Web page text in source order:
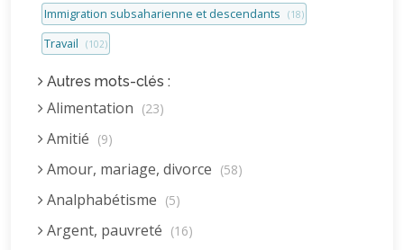
Immigration subsaharienne et descendants (18)
Travail (102)
Autres mots-clés :
Alimentation (23)
Amitié (9)
Amour, mariage, divorce (58)
Analphabétisme (5)
Argent, pauvreté (16)